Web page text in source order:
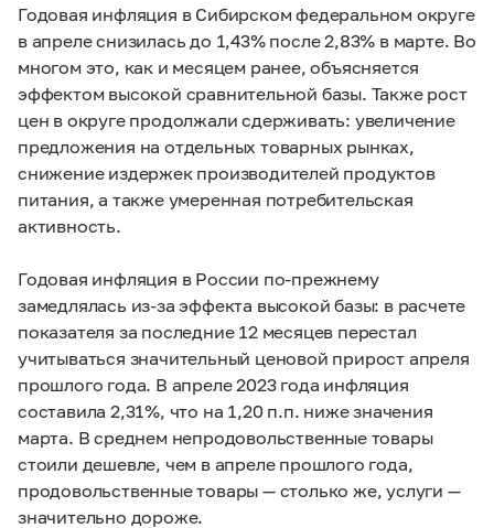
Годовая инфляция в Сибирском федеральном округе
в апреле снизилась до 1,43% после 2,83% в марте. Во
многом это, как и месяцем ранее, объясняется
эффектом высокой сравнительной базы. Также рост
цен в округе продолжали сдерживать: увеличение
предложения на отдельных товарных рынках,
снижение издержек производителей продуктов
питания, а также умеренная потребительская
активность.
Годовая инфляция в России по-прежнему
замедлялась из-за эффекта высокой базы: в расчете
показателя за последние 12 месяцев перестал
учитываться значительный ценовой прирост апреля
прошлого года. В апреле 2023 года инфляция
составила 2,31%, что на 1,20 п.п. ниже значения
марта. В среднем непродовольственные товары
стоили дешевле, чем в апреле прошлого года,
продовольственные товары — столько же, услуги —
значительно дороже.